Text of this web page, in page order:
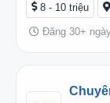
8 - 10 triệu
Đăng 30+